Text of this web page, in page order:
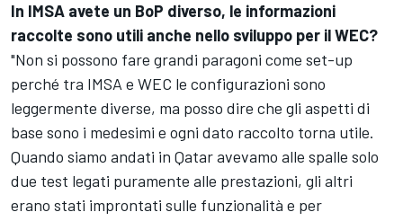
In IMSA avete un BoP diverso, le informazioni
raccolte sono utili anche nello sviluppo per il WEC?
"Non si possono fare grandi paragoni come set-up
perché tra IMSA e WEC le configurazioni sono
leggermente diverse, ma posso dire che gli aspetti di
base sono i medesimi e ogni dato raccolto torna utile.
Quando siamo andati in Qatar avevamo alle spalle solo
due test legati puramente alle prestazioni, gli altri
erano stati improntati sulle funzionalità e per